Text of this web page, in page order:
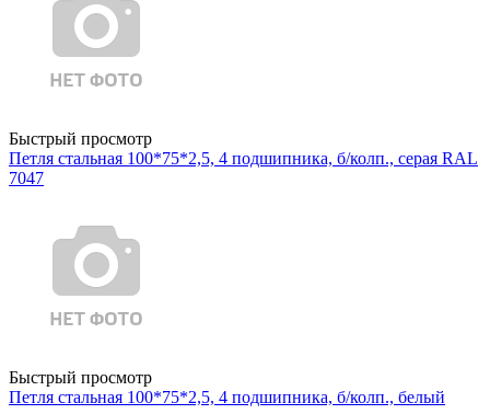
Быстрый просмотр
Петля стальная 100*75*2,5, 4 подшипника, б/колп., серая RAL
7047
Быстрый просмотр
Петля стальная 100*75*2,5, 4 подшипника, б/колп., белый